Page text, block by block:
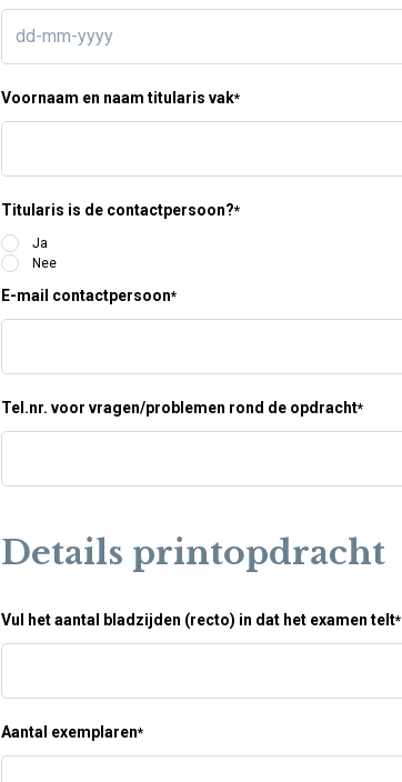
DD
Voornaam en naam titularis vak*
Titularis is de contactpersoon?*
Ja
Nee
E-mail contactpersoon*
Tel.nr. voor vragen/problemen rond de opdracht*
Details printopdracht
Vul het aantal bladzijden (recto) in dat het examen telt*
Aantal exemplaren*